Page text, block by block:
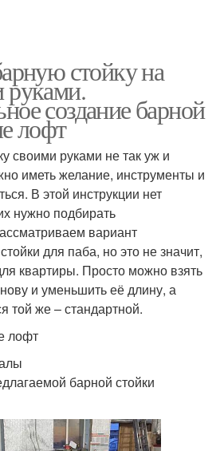
стойку на
руками.
создание барной
лофт
своими руками не так уж и
иметь желание, инструменты и
В этой инструкции нет
нужно подбирать
вариант
для паба, но это не значит,
квартиры. Просто можно взять
и уменьшить её длину, а
той же – стандартной.
лофт
барной стойки